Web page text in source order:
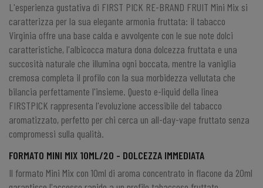
L'esperienza gustativa di FIRST PICK RE-BRAND FRUIT Mini Mix si
caratterizza per la sua elegante armonia fruttata: il tabacco
Virginia offre una base calda e avvolgente con le sue note dolci
caratteristiche, l'albicocca matura dona dolcezza fruttata e una
succosità naturale che illumina ogni boccata, mentre la vaniglia
cremosa completa il profilo con la sua morbidezza vellutata che
bilancia perfettamente l'insieme. Questo e-liquid della linea
FIRSTPICK rappresenta l'evoluzione accessibile del tabacco
aromatizzato, perfetto per chi cerca un all-day-vape fruttato senza
compromessi sulla qualità.
FORMATO MINI MIX 10ML/20 - DOLCEZZA IMMEDIATA
Il formato Mini Mix con 10ml di aroma concentrato in flacone da 20ml